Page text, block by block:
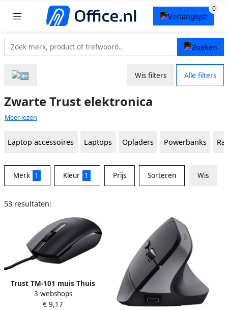
Wis filters Alle filters
Zwarte Trust elektronica
Meer lezen
Laptop accessoires Laptops Opladers Powerbanks
Merk 1 Kleur 1 Prijs Sorteren Wis
53 resultaten:
Trust TM-101 muis Thuis
Ambidextrous USB Type-A
Optisch 1200 DPI
3 webshops
€ 9,17